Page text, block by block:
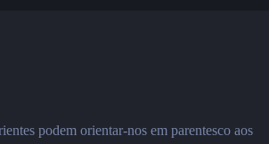
podem orientar-nos em parentesco aos